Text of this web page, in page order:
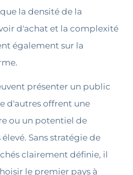
la densité de la
d'achat et la complexité
également sur la
présenter un public
d'autres offrent une
ou un potentiel de
Sans stratégie de
clairement définie, il
le premier pays à